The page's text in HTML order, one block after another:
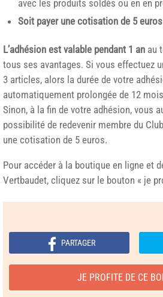
avec les produits soldés ou en en
Soit payer une cotisation de 5 euros
L’adhésion est valable pendant 1 an au
tous ses avantages. Si vous effectuez
3 articles, alors la durée de votre
automatiquement prolongée de 12
Sinon, à la fin de votre adhésion, vous
possibilité de redevenir membre du
une cotisation de 5 euros.
Pour accéder à la boutique en ligne et
Vertbaudet, cliquez sur le bouton « je
PARTAGER
JE PROFITE DE CE